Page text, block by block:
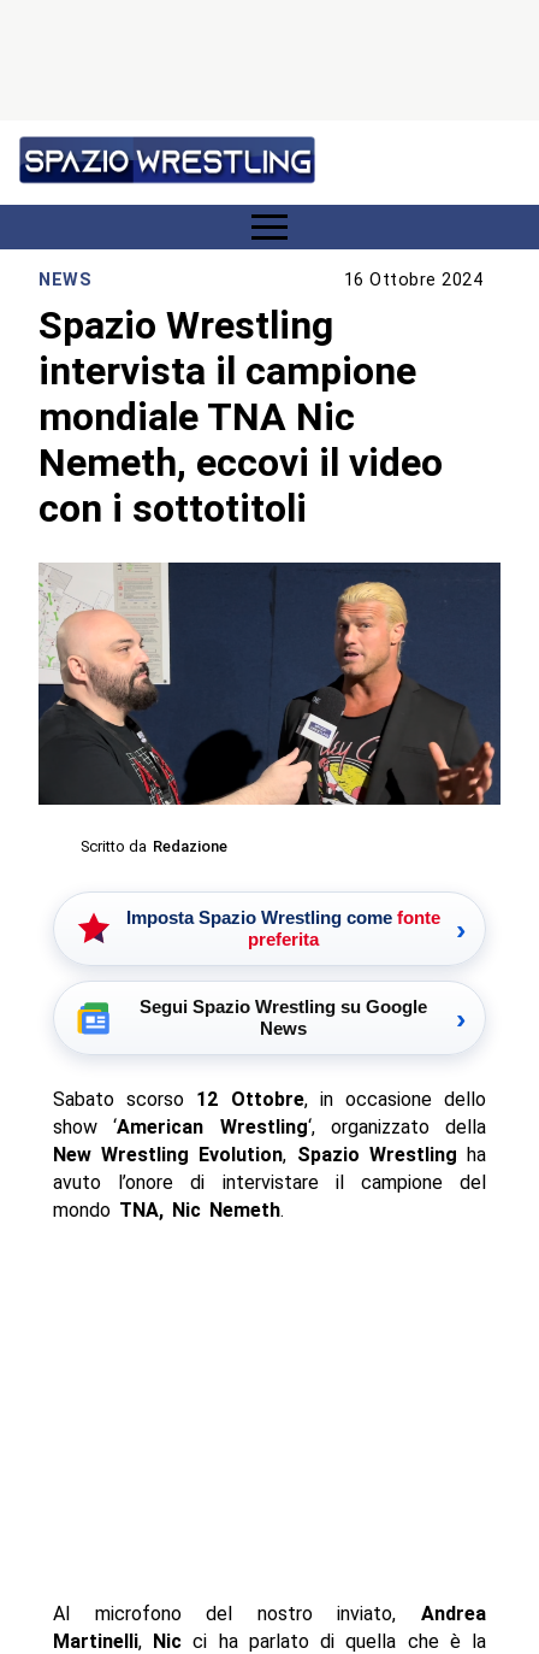
NEWS 16 Ottobre 2024
Spazio Wrestling
intervista il campione
mondiale TNA Nic
Nemeth, eccovi il video
con i sottotitoli
Scritto da Redazione
Imposta Spazio Wrestling come fonte
preferita
›
Segui Spazio Wrestling su Google
News
›
Sabato scorso 12 Ottobre, in occasione dello
show ‘American Wrestling‘, organizzato della
New Wrestling Evolution, Spazio Wrestling ha
avuto l’onore di intervistare il campione del
mondo TNA, Nic Nemeth.
Al microfono del nostro inviato,Andrea
Martinelli, Nic ci ha parlato di quella che è la